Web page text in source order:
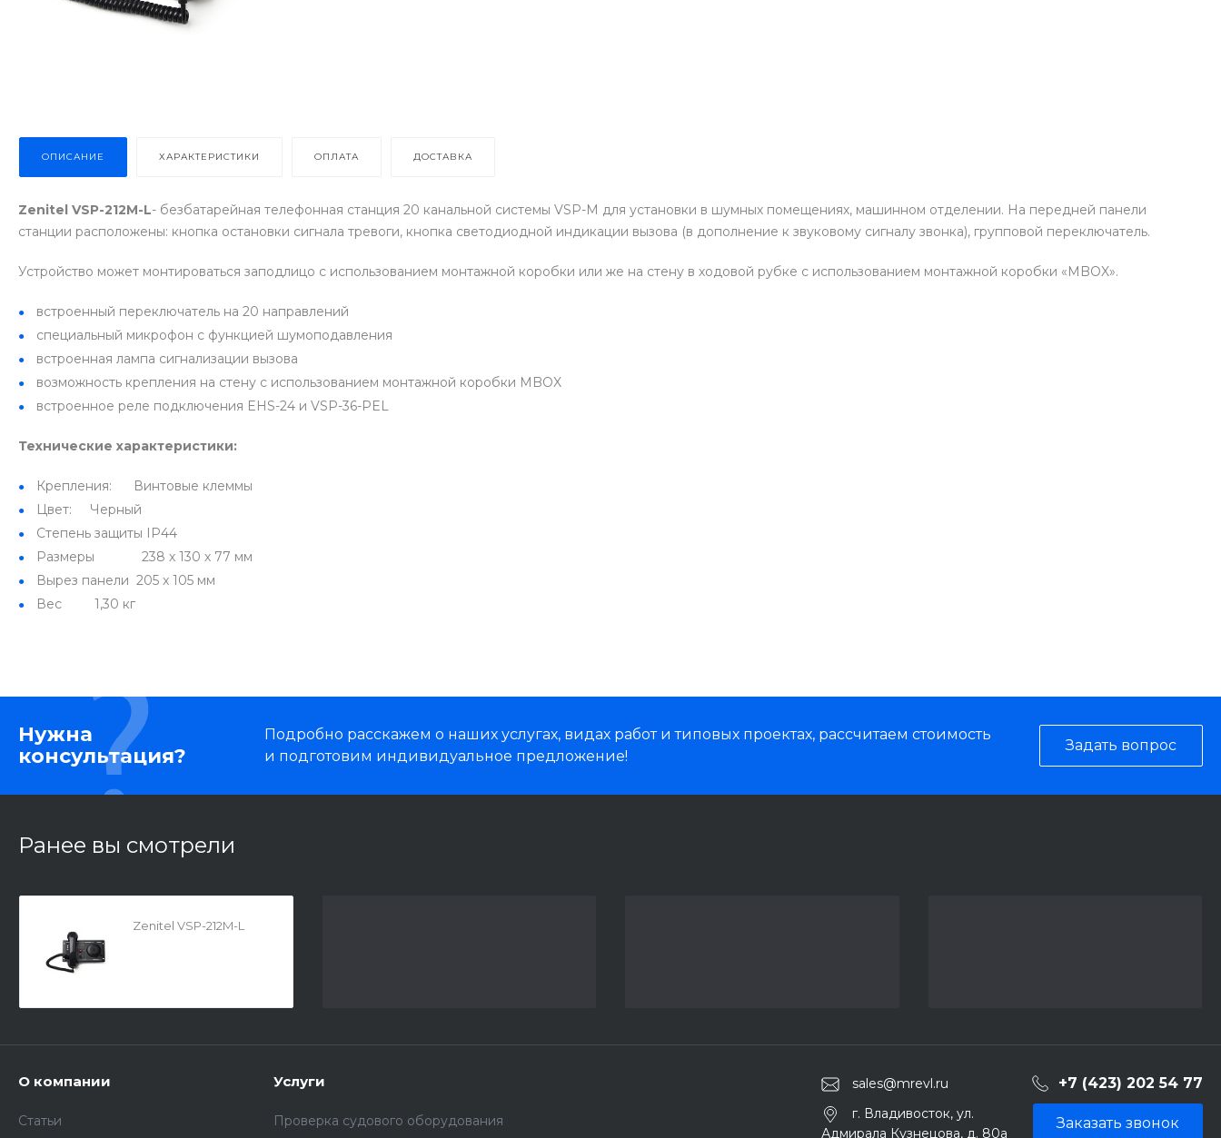
ОПИСАНИЕ ХАРАКТЕРИСТИКИ ОПЛАТА ДОСТАВКА
Zenitel VSP-212M-L- безбатарейная телефонная станция 20 канальной системы VSP-М для установки в шумных помещениях, машинном отделении. На передней панели
станции расположены: кнопка остановки сигнала тревоги, кнопка светодиодной индикации вызова (в дополнение к звуковому сигналу звонка), групповой переключатель.
Устройство может монтироваться заподлицо с использованием монтажной коробки или же на стену в ходовой рубке с использованием монтажной коробки «MBOX».
встроенный переключатель на 20 направлений
специальный микрофон с функцией шумоподавления
встроенная лампа сигнализации вызова
возможность крепления на стену с использованием монтажной коробки MBOX
встроенное реле подключения EHS-24 и VSP-36-PEL
Технические характеристики:
Крепления: Винтовые клеммы
Цвет: Черный
Степень защиты IP44
Размеры 238 х 130 х 77 мм
Вырез панели 205 x 105 мм
Вес 1,30 кг
Нужна
консультация?
Подробно расскажем о наших услугах, видах работ и типовых проектах, рассчитаем стоимость
и подготовим индивидуальное предложение!
Задать вопрос
Ранее вы смотрели
Zenitel VSP-212M-L
О компании
Статьи
Услуги
Проверка судового оборудования
sales@mrevl.ru +7 (423) 202 54 77
г. Владивосток, ул.
Адмирала Кузнецова, д. 80а
Заказать звонок